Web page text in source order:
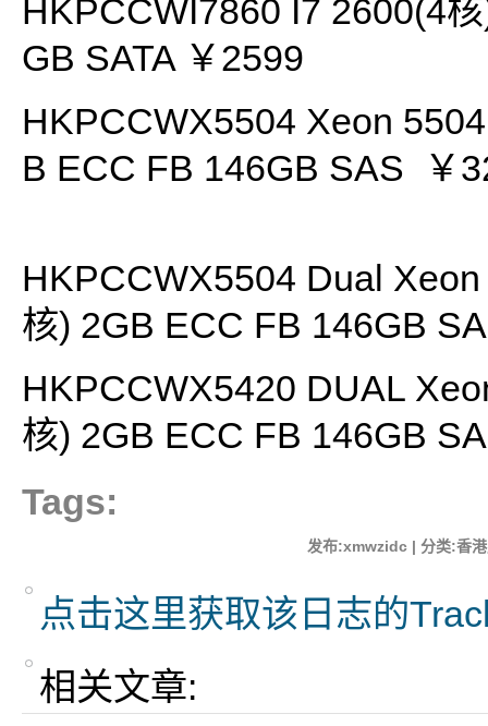
HKPCCWI7860 I7 2600(4
GB SATA ￥2599
HKPCCWX5504 Xeon
B ECC FB 146GB SAS ￥
HKPCCWX5504 Dual
核) 2GB ECC FB 146GB
HKPCCWX5420 DUAL
核) 2GB ECC FB 146GB
Tags:
发布:xmwzidc | 分类:香
点击这里获取该日志的
相关文章: